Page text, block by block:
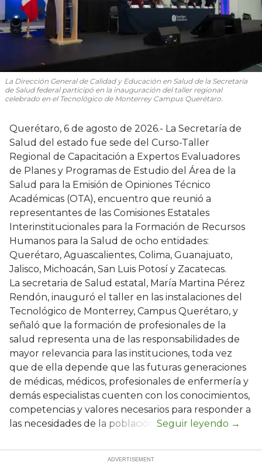
La Dirección General de Calidad y Educación en Salud de la Secretaría
de Salud federal participó en la inauguración del taller regional
celebrado en el Tecnológico de Monterrey Campus Querétaro.
Querétaro, 6 de agosto de 2026.- La Secretaría de
Salud del estado fue sede del Curso-Taller
Regional de Capacitación a Expertos Evaluadores
de Planes y Programas de Estudio del Área de la
Salud para la Emisión de Opiniones Técnico
Académicas (OTA), encuentro que reunió a
representantes de las Comisiones Estatales
Interinstitucionales para la Formación de Recursos
Humanos para la Salud de ocho entidades:
Querétaro, Aguascalientes, Colima, Guanajuato,
Jalisco, Michoacán, San Luis Potosí y Zacatecas.
La secretaria de Salud estatal, María Martina Pérez
Rendón, inauguró el taller en las instalaciones del
Tecnológico de Monterrey, Campus Querétaro, y
señaló que la formación de profesionales de la
salud representa una de las responsabilidades de
mayor relevancia para las instituciones, toda vez
que de ella depende que las futuras generaciones
de médicas, médicos, profesionales de enfermería y
demás especialistas cuenten con los conocimientos,
competencias y valores necesarios para responder a
las necesidades de la población.